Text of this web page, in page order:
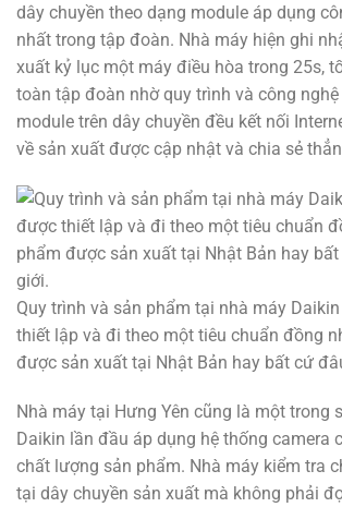
dây chuyền theo dạng module áp dụng
nhất trong tập đoàn. Nhà máy hiện ghi
xuất kỷ lục một máy điều hòa trong 25s,
toàn tập đoàn nhờ quy trình và công
module trên dây chuyền đều kết nối
về sản xuất được cập nhật và chia sẻ
Quy trình và sản phẩm tại nhà máy
thiết lập và đi theo một tiêu chuẩn đồng
được sản xuất tại Nhật Bản hay bất cứ
Nhà máy tại Hưng Yên cũng là một trong
Daikin lần đầu áp dụng hệ thống camera
chất lượng sản phẩm. Nhà máy kiểm tra
tại dây chuyền sản xuất mà không phải